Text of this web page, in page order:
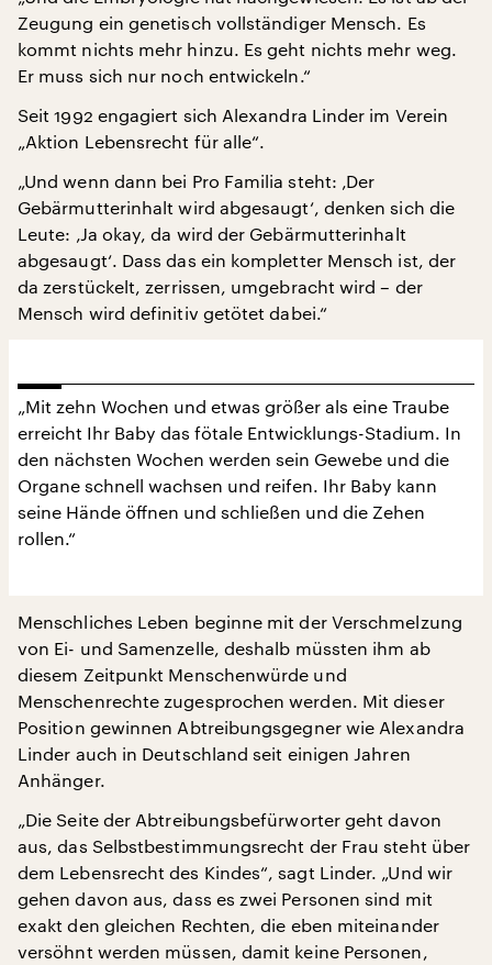
Zeugung ein genetisch vollständiger Mensch. Es
kommt nichts mehr hinzu. Es geht nichts mehr weg.
Er muss sich nur noch entwickeln.“
Seit 1992 engagiert sich Alexandra Linder im Verein
„Aktion Lebensrecht für alle“.
„Und wenn dann bei Pro Familia steht: ‚Der
Gebärmutterinhalt wird abgesaugt‘, denken sich die
Leute: ‚Ja okay, da wird der Gebärmutterinhalt
abgesaugt‘. Dass das ein kompletter Mensch ist, der
da zerstückelt, zerrissen, umgebracht wird – der
Mensch wird definitiv getötet dabei.“
„Mit zehn Wochen und etwas größer als eine Traube
erreicht Ihr Baby das fötale Entwicklungs-Stadium. In
den nächsten Wochen werden sein Gewebe und die
Organe schnell wachsen und reifen. Ihr Baby kann
seine Hände öffnen und schließen und die Zehen
rollen.“
Menschliches Leben beginne mit der Verschmelzung
von Ei- und Samenzelle, deshalb müssten ihm ab
diesem Zeitpunkt Menschenwürde und
Menschenrechte zugesprochen werden. Mit dieser
Position gewinnen Abtreibungsgegner wie Alexandra
Linder auch in Deutschland seit einigen Jahren
Anhänger.
„Die Seite der Abtreibungsbefürworter geht davon
aus, das Selbstbestimmungsrecht der Frau steht über
dem Lebensrecht des Kindes“, sagt Linder. „Und wir
gehen davon aus, dass es zwei Personen sind mit
exakt den gleichen Rechten, die eben miteinander
versöhnt werden müssen, damit keine Personen,